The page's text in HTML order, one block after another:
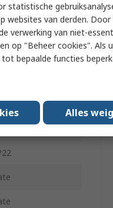
statistische
websites van derden. Door
verwerking van niet-
op "Beheer cookies". Als
bepaalde functies
Alles